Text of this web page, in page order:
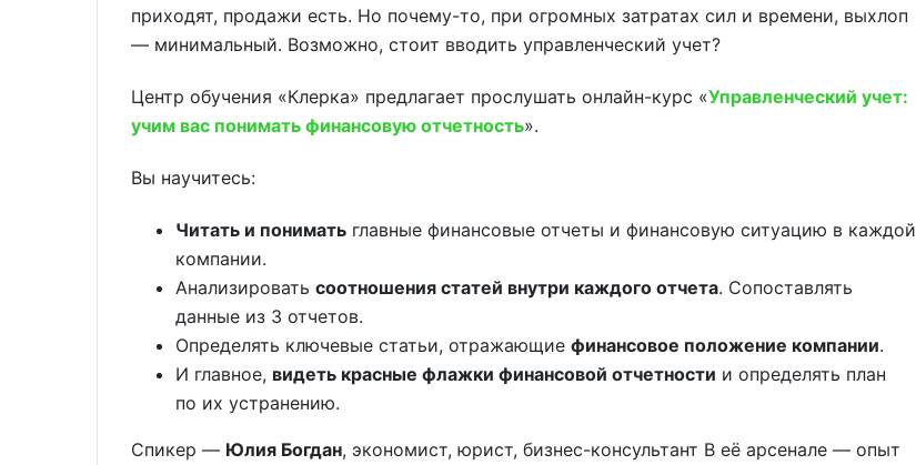
приходят, продажи есть. Но почему-то, при огромных затратах сил и времени, выхлоп
— минимальный. Возможно, стоит вводить управленческий учет?
Центр обучения «Клерка» предлагает прослушать онлайн-курс «Управленческий учет:
учим вас понимать финансовую отчетность».
Вы научитесь:
Читать и понимать главные финансовые отчеты и финансовую ситуацию в каждой
компании.
Анализировать соотношения статей внутри каждого отчета. Сопоставлять
данные из 3 отчетов.
Определять ключевые статьи, отражающие финансовое положение компании.
И главное, видеть красные флажки финансовой отчетности и определять план
по их устранению.
Спикер — Юлия Богдан, экономист, юрист, бизнес-консультант В её арсенале — опыт